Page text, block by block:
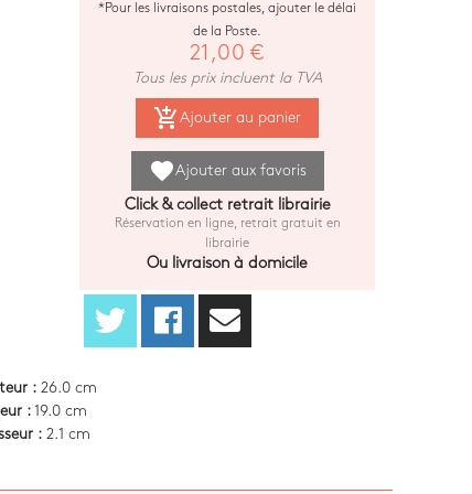
*Pour les livraisons postales, ajouter le délai
de la Poste.
21,00 €
Tous les prix incluent la TVA
add_shopping_cart Ajouter au panier
favoriteAjouter aux favoris
Click & collect retrait librairie
Réservation en ligne, retrait gratuit en
librairie
Ou livraison à domicile
: 26.0 cm
: 19.0 cm
: 2.1 cm